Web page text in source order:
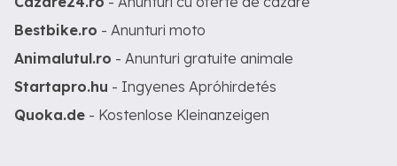
Bestbike.ro - Anunturi moto
Animalutul.ro - Anunturi gratuite animale
Startapro.hu - Ingyenes Apróhirdetés
Quoka.de - Kostenlose Kleinanzeigen